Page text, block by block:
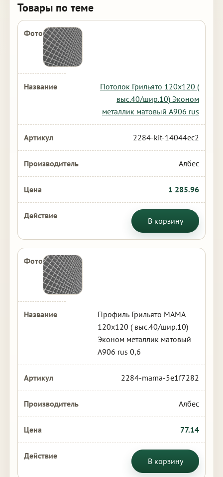
Товары по теме
Потолок Грильято 120х120 (
выс.40/шир.10) Эконом
металлик матовый А906 rus
2284-kit-14044ec2
Албес
1 285.96
В корзину
Профиль Грильято МАМА
120х120 ( выс.40/шир.10)
Эконом металлик матовый
А906 rus 0,6
2284-mama-5e1f7282
Албес
77.14
В корзину